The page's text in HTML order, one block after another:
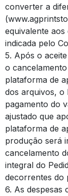
converter a
equivalente
indicada pelo
5. Após o
o
plataforma de
dos arquivos, o
pagamento do
ajustado que
plataforma de
produção será
cancelamento
integral do
decorrentes do
6. As despesas